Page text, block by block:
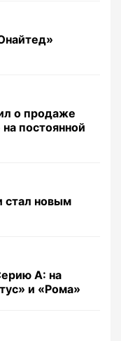
о продаже
постоянной
стал новым
А: на
и «Рома»